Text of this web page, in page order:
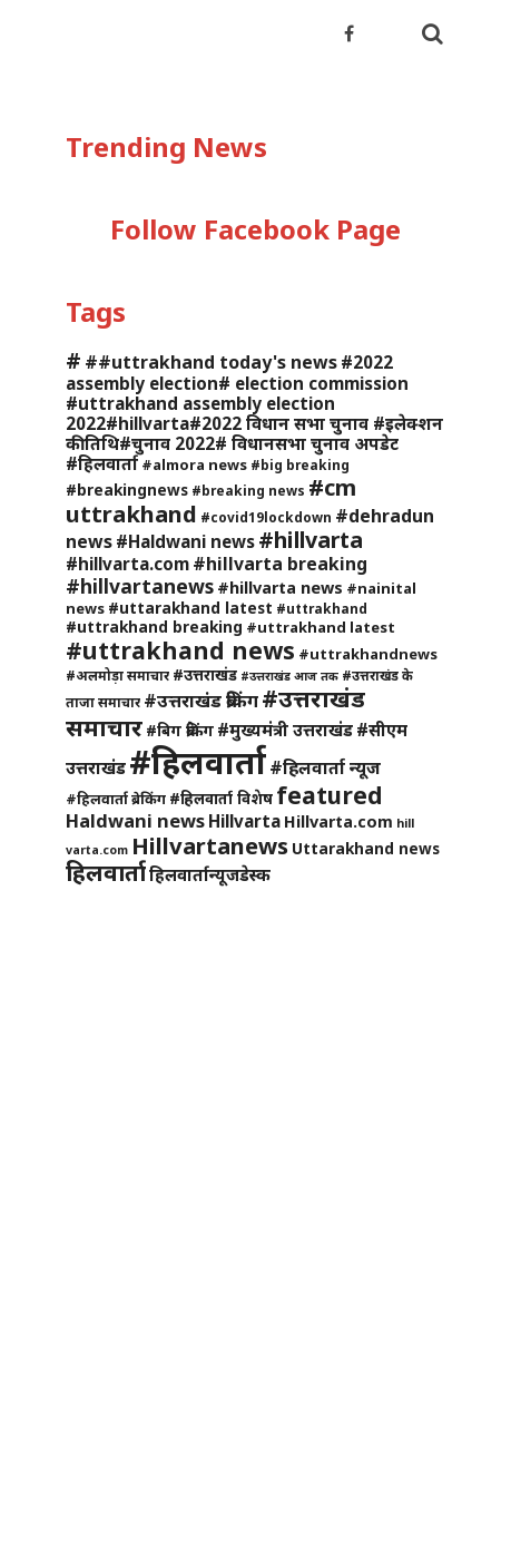
Trending News
Follow Facebook Page
Tags
# ##uttrakhand today's news #2022
assembly election# election commission
#uttrakhand assembly election
2022#hillvarta#2022 विधान सभा चुनाव #इलेक्शन
की तिथि#चुनाव 2022# विधानसभा चुनाव अपडेट
#हिलवार्ता #almora news #big breaking
#breakingnews #breaking news #cm
uttrakhand #covid19lockdown #dehradun
news #Haldwani news #hillvarta
#hillvarta.com #hillvarta breaking
#hillvartanews #hillvarta news #nainital
news #uttarakhand latest #uttrakhand
#uttrakhand breaking #uttrakhand latest
#uttrakhand news #uttrakhandnews
#अलमोड़ा समाचार #उत्तराखंड #उत्तराखंड आज तक #उत्तराखंड के
ताजा समाचार #उत्तराखंड ब्रेकिंग#उत्तराखंड
समाचार #बिग ब्रेकिंग #मुख्यमंत्री उत्तराखंड #सीएम
उत्तराखंड #हिलवार्ता#हिलवार्ता न्यूज
#हिलवार्ता ब्रेकिंग #हिलवार्ता विशेष featured
Haldwani news Hillvarta Hillvarta.com hill
varta.com Hillvartanews Uttarakhand news
हिलवार्ताहिलवार्तान्यूजडेस्क